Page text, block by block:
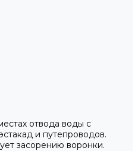
отвода воды с
и путепроводов.
засорению воронки.